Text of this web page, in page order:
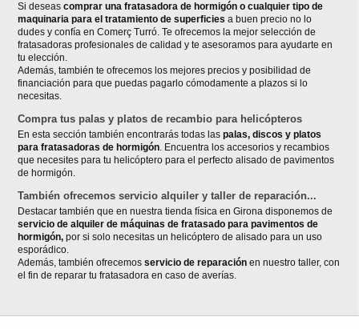
Si deseascomprar una fratasadora de hormigón o cualquier tipo de
maquinaria para el tratamiento de superficies a buen precio no lo
dudes y confía en Comerç Turró. Te ofrecemos la mejor selección de
fratasadoras profesionales de calidad y te asesoramos para ayudarte en
tu elección.
Además, también te ofrecemos los mejores precios y posibilidad de
financiación para que puedas pagarlo cómodamente a plazos si lo
necesitas.
Compra tus palas y platos de recambio para helicópteros
En esta sección también encontrarás todas laspalas, discos y platos
para fratasadoras de hormigón. Encuentra los accesorios y recambios
que necesites para tu helicóptero para el perfecto alisado de pavimentos
de hormigón.
También ofrecemos servicio alquiler y taller de reparación...
Destacar también que en nuestra tienda física en Girona disponemos de
servicio de alquiler de máquinas de fratasado para pavimentos de
hormigón, por si solo necesitas un helicóptero de alisado para un uso
esporádico.
Además, también ofrecemosservicio de reparación en nuestro taller, con
el fin de reparar tu fratasadora en caso de averías.